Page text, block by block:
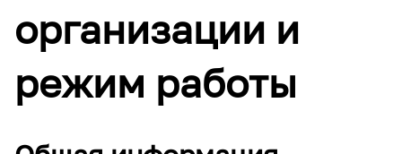
организации и
режим работы